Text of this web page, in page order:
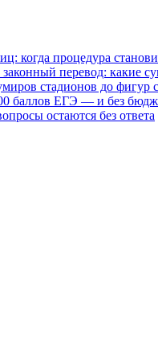
когда процедура
законный перевод: какие
стадионов до фигур
баллов ЕГЭ — и без
остаются без ответа